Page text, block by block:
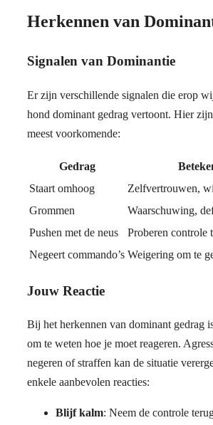
Herkennen van
Signalen van Dominantie
Er zijn verschillende signalen die erop
hond dominant gedrag vertoont. Hier
meest voorkomende:
Gedrag
Staart omhoog
Zelfvertrouwen,
Grommen
Waarschuwing,
Pushen met de neus
Proberen controle
Negeert commando’s Weigering om te
Jouw Reactie
Bij het herkennen van dominant gedrag
om te weten hoe je moet reageren.
negeren of straffen kan de situatie
enkele aanbevolen reacties:
Blijf kalm: Neem de controle